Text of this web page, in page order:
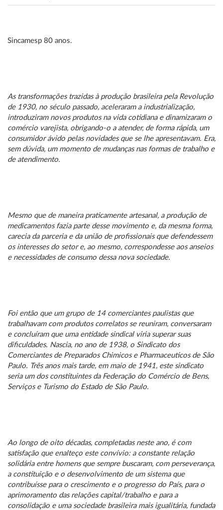
Sincamesp 80 anos.
As transformações trazidas à produção brasileira pela Revolução
de 1930, no século passado, aceleraram a industrialização,
introduziram novos produtos na vida cotidiana e dinamizaram o
comércio varejista, obrigando-o a atender, de forma rápida, um
consumidor ávido pelas novidades que se lhe apresentavam. Era,
sem dúvida, um momento de mudanças nas formas de trabalho e
de atendimento.
Mesmo que de maneira praticamente artesanal, a produção de
medicamentos fazia parte desse movimento e, da mesma forma,
carecia da parceria e da união de profissionais que defendessem
os interesses do setor e, ao mesmo, correspondesse aos anseios
e necessidades de consumo dessa nova sociedade.
Foi então que um grupo de 14 comerciantes paulistas que
trabalhavam com produtos correlatos se reuniram, conversaram
e concluíram que uma entidade sindical viria superar suas
dificuldades. Nascia, no ano de 1938, o Sindicato dos
Comerciantes de Preparados Chimicos e Pharmaceuticos de São
Paulo. Três anos mais tarde, em maio de 1941, este sindicato
seria um dos constituintes da Federação do Comércio de Bens,
Serviços e Turismo do Estado de São Paulo.
Ao longo de oito décadas, completadas neste ano, é com
satisfação que enalteço este convívio: a constante relação
solidária entre homens que sempre buscaram, com perseverança,
a constituição e o desenvolvimento de um sistema que
contribuísse para o crescimento e o progresso do País, para o
aprimoramento das relações capital/trabalho e para a
consolidação e uma sociedade brasileira mais igualitária, fundada